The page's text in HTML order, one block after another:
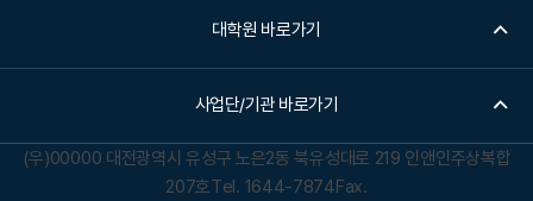
대학원 바로가기
사업단/기관 바로가기
(우)00000 대전광역시 유성구 노은2동 북유성대로 219 인앤인주상복합
207호Tel. 1644-7874Fax.